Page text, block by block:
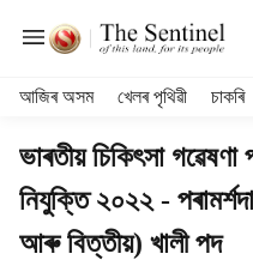
আজিৰ অসম খেলৰ পৃথিৱী চাকৰি
ভাৰতীয় চিকিৎসা
নিযুক্তি ২০২২ -
আৰু বিত্তীয়) খালী পদ